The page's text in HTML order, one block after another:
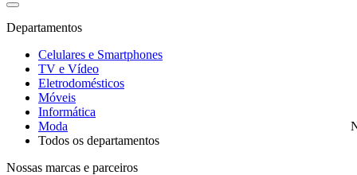
Departamentos
Celulares e Smartphones
TV e Vídeo
Eletrodomésticos
Móveis
Informática
Moda
Todos os departamentos
Nossas marcas e parceiros